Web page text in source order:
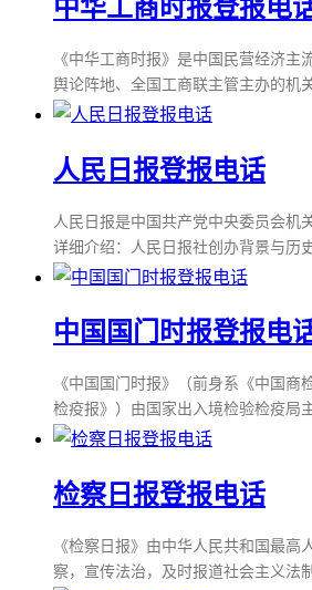
中华工商时报登报电
《中华工商时报》是中国民营经济主
舆论阵地、全国工商联主管主办的机关
人民日报登报电话
人民日报是中国共产党中央委员会机
详细介绍：人民日报社创办背景与历
15日在河北省平山县里庄创刊。由《
机关报职能。毛泽东同志亲笔为人民
15日，人民日报随党中央迁入北京（
日，党中央决定人民日报为党中央机
日的期号。地位与荣誉：人民
中国国门时报登报电
《中国国门时报》（前身系《中国商
检疫报》）由国家出入境检验检疫局
检察日报登报电话
《检察日报》由中华人民共和国最高
察，宣传法治，及时报道社会主义法